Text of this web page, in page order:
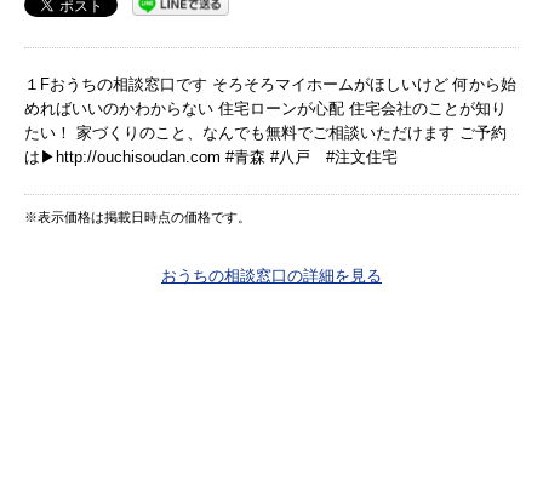
１Fおうちの相談窓口です そろそろマイホームがほしいけど 何から始
めればいいのかわからない 住宅ローンが心配 住宅会社のことが知り
たい！ 家づくりのこと、なんでも無料でご相談いただけます ご予約
は▶︎http://ouchisoudan.com #青森 #八戸 #注文住宅
※表示価格は掲載日時点の価格です。
おうちの相談窓口の詳細を見る